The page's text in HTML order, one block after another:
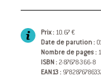
Prix : 10.67 €
Date de parution :
Nombre de pages :
ISBN : 2-87678-366-8
EAN13 :